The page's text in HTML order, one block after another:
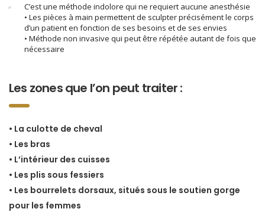
C’est une méthode indolore qui ne requiert aucune anesthésie
• Les pièces à main permettent de sculpter précisément le corps
d’un patient en fonction de ses besoins et de ses envies
• Méthode non invasive qui peut être répétée autant de fois que
nécessaire
Les zones que l’on peut traiter :
• La culotte de cheval
• Les bras
• L’intérieur des cuisses
• Les plis sous fessiers
• Les bourrelets dorsaux, situés sous le soutien gorge
pour les femmes